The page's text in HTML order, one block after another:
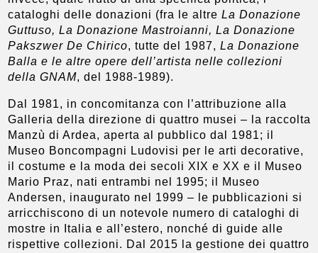
cataloghi delle donazioni (fra le altre La Donazione
Guttuso, La Donazione Mastroianni, La Donazione
Pakszwer De Chirico, tutte del 1987, La Donazione
Balla e le altre opere dell’artista nelle collezioni
della GNAM, del 1988-1989).
Dal 1981, in concomitanza con l’attribuzione alla
Galleria della direzione di quattro musei – la raccolta
Manzù di Ardea, aperta al pubblico dal 1981; il
Museo Boncompagni Ludovisi per le arti decorative,
il costume e la moda dei secoli XIX e XX e il Museo
Mario Praz, nati entrambi nel 1995; il Museo
Andersen, inaugurato nel 1999 – le pubblicazioni si
arricchiscono di un notevole numero di cataloghi di
mostre in Italia e all’estero, nonché di guide alle
rispettive collezioni. Dal 2015 la gestione dei quattro